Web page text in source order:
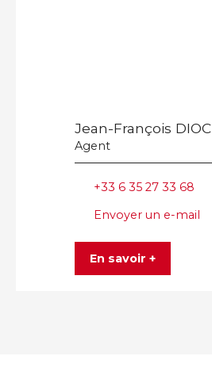
Jean-François DIOC
Agent
+33 6 35 27 33 68
Envoyer un e-mail
En savoir +